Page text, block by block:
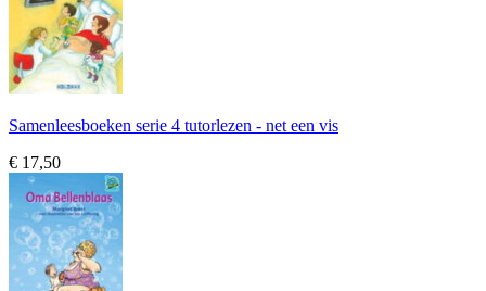
Samenleesboeken serie 4 tutorlezen - net een vis
€ 17,50